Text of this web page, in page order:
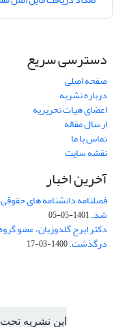
دسترسی سریع
صفحه اصلی
درباره نشریه
اعضای هیات تحریریه
ارسال مقاله
تماس با ما
نقشه سایت
آخرین اخبار
شد.1401-05-05
دکتر ایرج گلدوزیان، عضو
درگذشت.1400-03-17
این نشریه